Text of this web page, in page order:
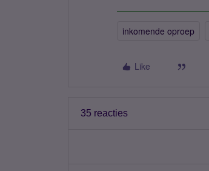
inkomende oproep
Like
35 reacties